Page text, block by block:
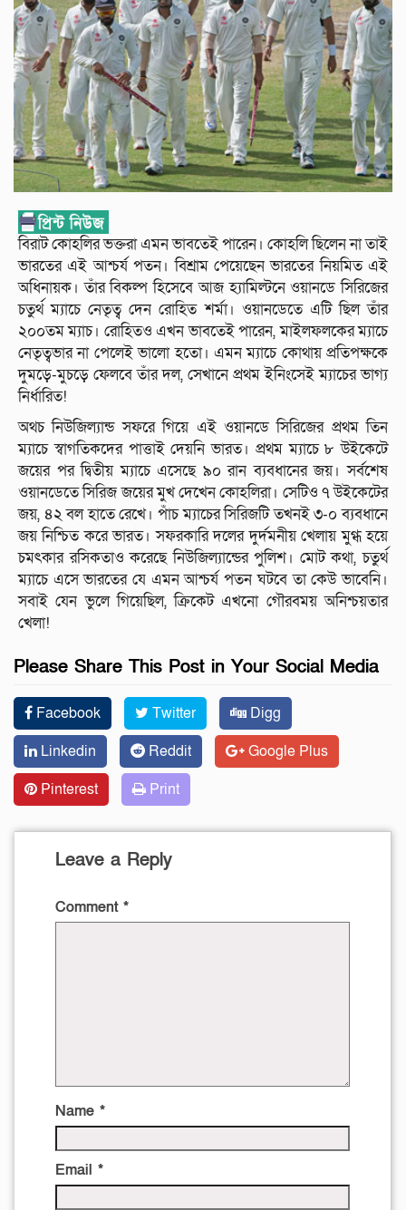
বিরাট কোহলির ভক্তরা এমন ভাবতেই পারেন। কোহলি ছিলেন না তাই
ভারতের এই আশ্চর্য পতন। বিশ্রাম পেয়েছেন ভারতের নিয়মিত এই
অধিনায়ক। তাঁর বিকল্প হিসেবে আজ হ্যামিল্টনে ওয়ানডে সিরিজের
চতুর্থ ম্যাচে নেতৃত্ব দেন রোহিত শর্মা। ওয়ানডেতে এটি ছিল তাঁর
২০০তম ম্যাচ। রোহিতও এখন ভাবতেই পারেন, মাইলফলকের ম্যাচে
নেতৃত্বভার না পেলেই ভালো হতো। এমন ম্যাচে কোথায় প্রতিপক্ষকে
দুমড়ে-মুচড়ে ফেলবে তাঁর দল, সেখানে প্রথম ইনিংসেই ম্যাচের ভাগ্য
নির্ধারিত!
অথচ নিউজিল্যান্ড সফরে গিয়ে এই ওয়ানডে সিরিজের প্রথম তিন
ম্যাচে স্বাগতিকদের পাত্তাই দেয়নি ভারত। প্রথম ম্যাচে ৮ উইকেটে
জয়ের পর দ্বিতীয় ম্যাচে এসেছে ৯০ রান ব্যবধানের জয়। সর্বশেষ
ওয়ানডেতে সিরিজ জয়ের মুখ দেখেন কোহলিরা। সেটিও ৭ উইকেটের
জয়, ৪২ বল হাতে রেখে। পাঁচ ম্যাচের সিরিজটি তখনই ৩-০ ব্যবধানে
জয় নিশ্চিত করে ভারত। সফরকারি দলের দুর্দমনীয় খেলায় মুগ্ধ হয়ে
চমৎকার রসিকতাও করেছে নিউজিল্যান্ডের পুলিশ। মোট কথা, চতুর্থ
ম্যাচে এসে ভারতের যে এমন আশ্চর্য পতন ঘটবে তা কেউ ভাবেনি।
সবাই যেন ভুলে গিয়েছিল, ক্রিকেট এখনো গৌরবময় অনিশ্চয়তার
খেলা!
Please Share This Post in Your Social Media
Facebook Twitter
Digg
Linkedin
Reddit
Google Plus
Pinterest
Print
Leave a Reply
Comment *
Name *
Email *